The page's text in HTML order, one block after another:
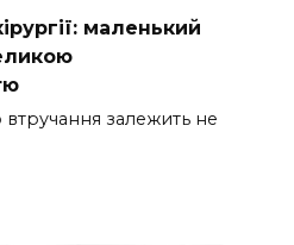
маленький
втручання залежить не